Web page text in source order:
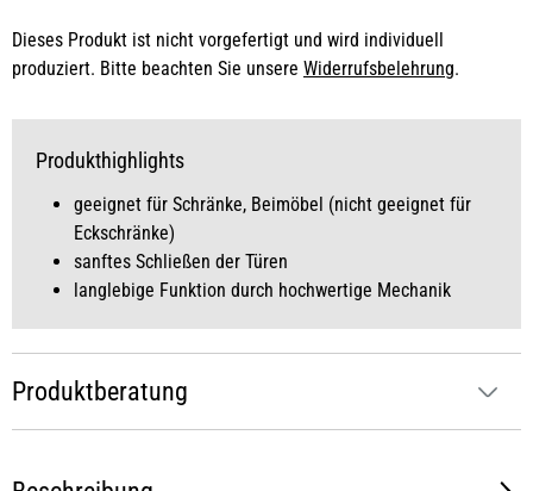
Produkthighlights
geeignet für Schränke, Beimöbel (nicht geeignet für
Eckschränke)
sanftes Schließen der Türen
langlebige Funktion durch hochwertige Mechanik
Dieses Produkt ist nicht vorgefertigt und wird individuell
produziert. Bitte beachten Sie unsere Widerrufsbelehrung.
Produktberatung